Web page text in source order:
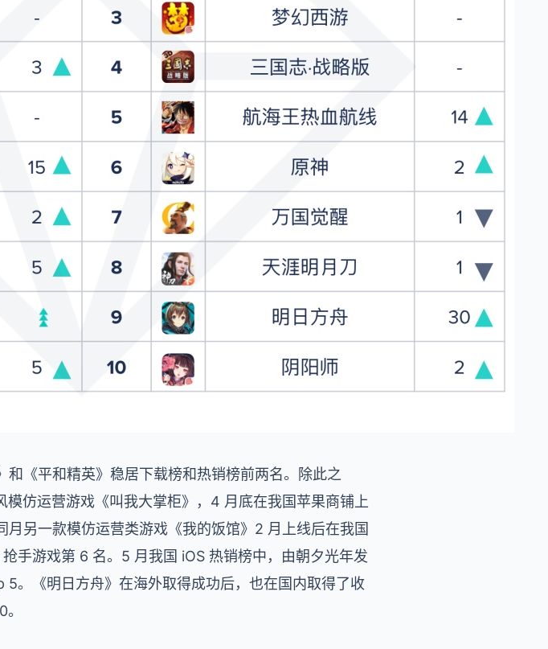
《平和精英》稳居下载榜和热销榜前两名。除此之
仿运营游戏《叫我大掌柜》，4 月底在我国苹果商铺上
另一款模仿运营类游戏《我的饭馆》2 月上线后在我国
手游戏第 6 名。5 月我国 iOS 热销榜中，由朝夕光年发
。《明日方舟》在海外取得成功后，也在国内取得了收